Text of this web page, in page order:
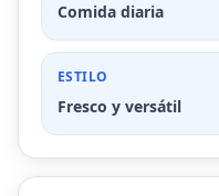
Comida diaria
ESTILO
Fresco y versátil